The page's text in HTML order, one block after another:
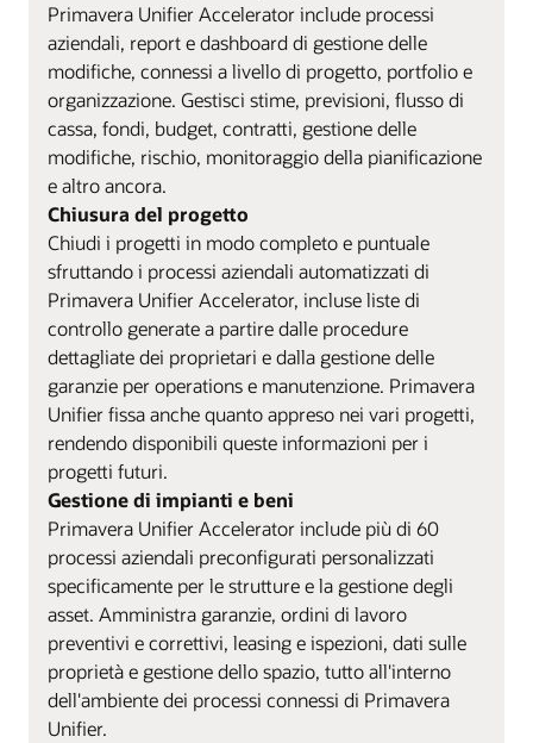
Primavera Unifier Accelerator include processi
aziendali, report e dashboard di gestione delle
modifiche, connessi a livello di progetto, portfolio e
organizzazione. Gestisci stime, previsioni, flusso di
cassa, fondi, budget, contratti, gestione delle
modifiche, rischio, monitoraggio della pianificazione
e altro ancora.
Chiusura del progetto
Chiudi i progetti in modo completo e puntuale
sfruttando i processi aziendali automatizzati di
Primavera Unifier Accelerator, incluse liste di
controllo generate a partire dalle procedure
dettagliate dei proprietari e dalla gestione delle
garanzie per operations e manutenzione. Primavera
Unifier fissa anche quanto appreso nei vari progetti,
rendendo disponibili queste informazioni per i
progetti futuri.
Gestione di impianti e beni
Primavera Unifier Accelerator include più di 60
processi aziendali preconfigurati personalizzati
specificamente per le strutture e la gestione degli
asset. Amministra garanzie, ordini di lavoro
preventivi e correttivi, leasing e ispezioni, dati sulle
proprietà e gestione dello spazio, tutto all'interno
dell'ambiente dei processi connessi di Primavera
Unifier.